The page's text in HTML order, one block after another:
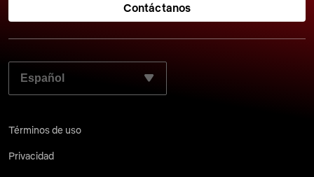
Contáctanos
SELECCIONA EL LENGUAJE QUE PREFIERES:
Términos de uso
Privacidad